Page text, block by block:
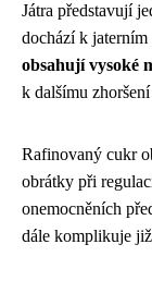
Játra představují
dochází k
obsahují vysoké
k dalšímu
Rafinovaný cukr
obrátky při
onemocněních
dále komplikuje